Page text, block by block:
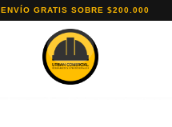
ENVÍO GRATIS SOBRE $200.000